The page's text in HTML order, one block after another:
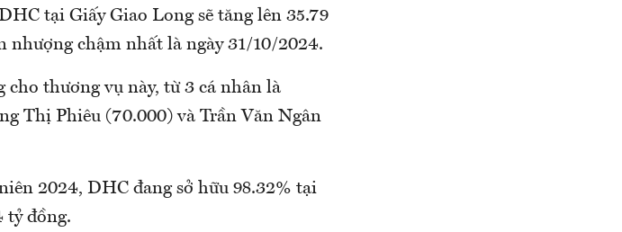
tại Giấy Giao Long sẽ tăng lên 35.79
nhượng chậm nhất là ngày 31/10/2024.
thương vụ này, từ 3 cá nhân là
Thị Phiêu (70.000) và Trần Văn Ngân
2024, DHC đang sở hữu 98.32% tại
tỷ đồng.